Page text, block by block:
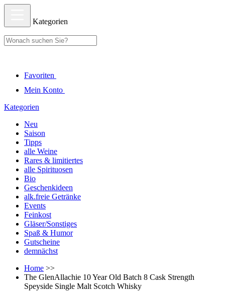
Kategorien
Favoriten
Mein Konto
Kategorien
Neu
Saison
Tipps
alle Weine
Rares & limitiertes
alle Spirituosen
Bio
Geschenkideen
alk.freie Getränke
Events
Feinkost
Gläser/Sonstiges
Spaß & Humor
Gutscheine
demnächst
Home >>
The GlenAllachie 10 Year Old Batch 8 Cask Strength
Speyside Single Malt Scotch Whisky